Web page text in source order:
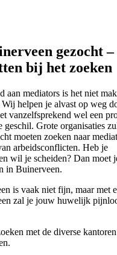
gezocht
bij het zoeken
aan mediators is het niet
helpen je alvast op weg
vanzelfsprekend wel een
geschil. Grote organisaties
moeten zoeken naar
arbeidsconflicten. Heb je
wil je scheiden? Dan moet
in Buinerveen.
is vaak niet fijn, maar met
zal je jouw huwelijk
met de diverse